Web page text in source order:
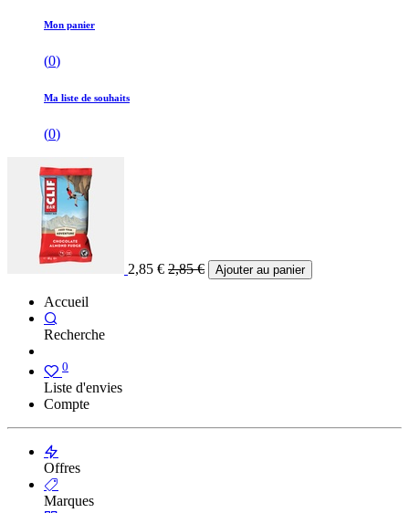
Mon panier
(0)
Ma liste de souhaits
(0)
2,85 € 2,85€ Ajouter au panier
Accueil
Recherche
0
Liste d'envies
Compte
Offres
Marques